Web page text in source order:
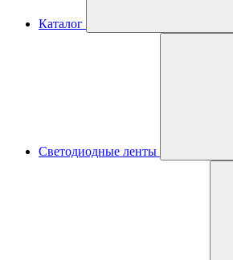
Каталог
Светодиодные ленты